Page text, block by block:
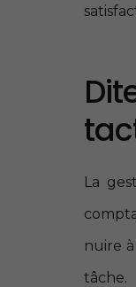
La
nuire
tâche.